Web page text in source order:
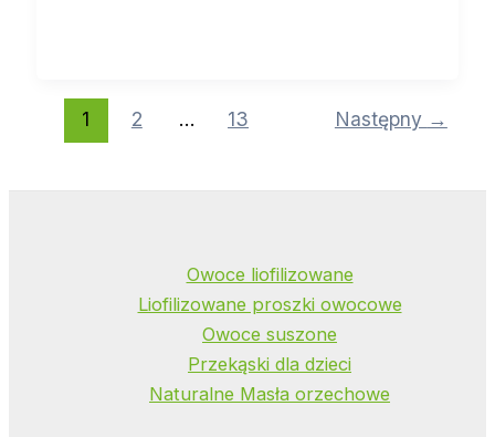
1 2 … 13 Następny →
Owoce liofilizowane
Liofilizowane proszki owocowe
Owoce suszone
Przekąski dla dzieci
Naturalne Masła orzechowe